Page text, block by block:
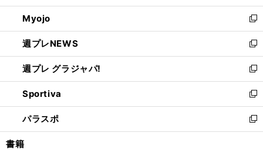
開
く
ウ
で
開
く
ン
ド
ウ
で
開
く
ウ
ィ
ン
ド
ウ
で
開
く
Myojo
新
し
い
ウ
ィ
ン
ド
ウ
で
開
週プレNEWS
新
し
い
ウ
ィ
ン
ド
ウ
週プレ グラジャパ!
新
し
い
ウ
ィ
ン
Sportiva
新
し
い
ウ
パラスポ
新
し
書籍